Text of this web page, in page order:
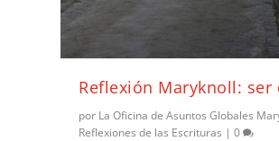
Reflexión Maryknoll:
por La Oficina de Asuntos Globales
Reflexiones de las Escrituras |0